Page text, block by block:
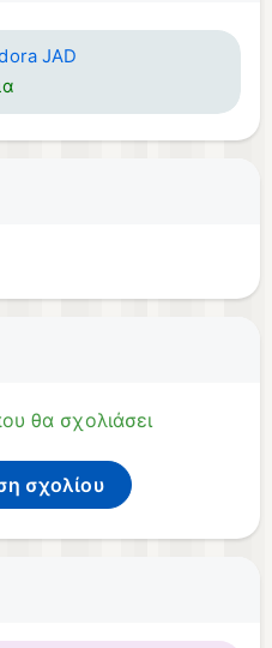
JAD
θα σχολιάσει
σχολίου